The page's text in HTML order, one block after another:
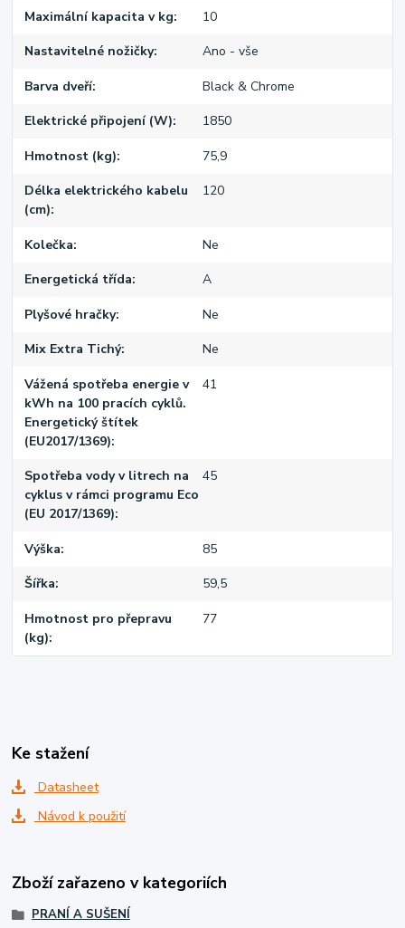
Maximální kapacita v kg 10
Nastavitelné nožičky Ano - vše
Barva dveří Black & Chrome
Elektrické připojení (W) 1850
Hmotnost (kg) 75,9
Délka elektrického kabelu
(cm)
120
Kolečka Ne
Energetická třída A
Plyšové hračky Ne
Mix Extra Tichý Ne
Vážená spotřeba energie v
kWh na 100 pracích cyklů.
Energetický štítek
(EU2017/1369)
41
Spotřeba vody v litrech na
cyklus v rámci programu Eco
(EU 2017/1369)
45
Výška 85
Šířka 59,5
Hmotnost pro přepravu
(kg)
77
Ke stažení
Datasheet
Návod k použití
Zboží zařazeno v kategoriích
PRANÍ A SUŠENÍ